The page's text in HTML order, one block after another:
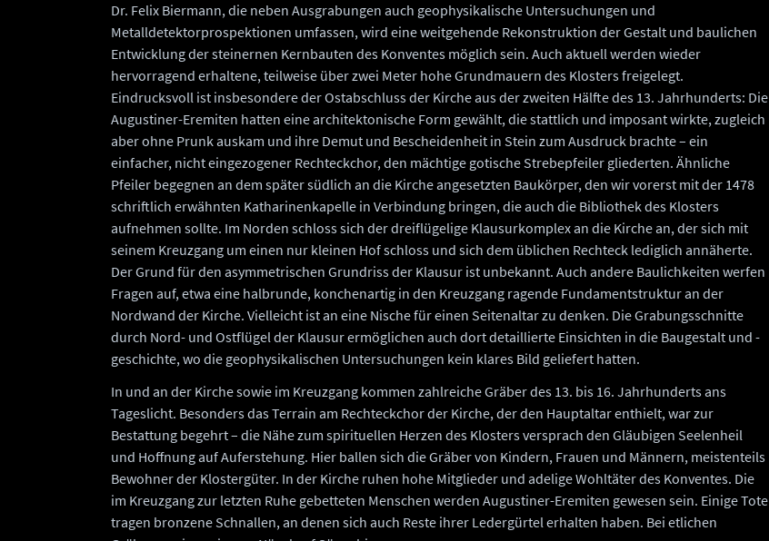
Dr. Felix Biermann, die neben Ausgrabungen auch geophysikalische Untersuchungen und
Metalldetektorprospektionen umfassen, wird eine weitgehende Rekonstruktion der Gestalt und baulichen
Entwicklung der steinernen Kernbauten des Konventes möglich sein. Auch aktuell werden wieder
hervorragend erhaltene, teilweise über zwei Meter hohe Grundmauern des Klosters freigelegt.
Eindrucksvoll ist insbesondere der Ostabschluss der Kirche aus der zweiten Hälfte des 13. Jahrhunderts: Die
Augustiner-Eremiten hatten eine architektonische Form gewählt, die stattlich und imposant wirkte, zugleich
aber ohne Prunk auskam und ihre Demut und Bescheidenheit in Stein zum Ausdruck brachte – ein
einfacher, nicht eingezogener Rechteckchor, den mächtige gotische Strebepfeiler gliederten. Ähnliche
Pfeiler begegnen an dem später südlich an die Kirche angesetzten Baukörper, den wir vorerst mit der 1478
schriftlich erwähnten Katharinenkapelle in Verbindung bringen, die auch die Bibliothek des Klosters
aufnehmen sollte. Im Norden schloss sich der dreiflügelige Klausurkomplex an die Kirche an, der sich mit
seinem Kreuzgang um einen nur kleinen Hof schloss und sich dem üblichen Rechteck lediglich annäherte.
Der Grund für den asymmetrischen Grundriss der Klausur ist unbekannt. Auch andere Baulichkeiten werfen
Fragen auf, etwa eine halbrunde, konchenartig in den Kreuzgang ragende Fundamentstruktur an der
Nordwand der Kirche. Vielleicht ist an eine Nische für einen Seitenaltar zu denken. Die Grabungsschnitte
durch Nord- und Ostflügel der Klausur ermöglichen auch dort detaillierte Einsichten in die Baugestalt und -
geschichte, wo die geophysikalischen Untersuchungen kein klares Bild geliefert hatten.
In und an der Kirche sowie im Kreuzgang kommen zahlreiche Gräber des 13. bis 16. Jahrhunderts ans
Tageslicht. Besonders das Terrain am Rechteckchor der Kirche, der den Hauptaltar enthielt, war zur
Bestattung begehrt – die Nähe zum spirituellen Herzen des Klosters versprach den Gläubigen Seelenheil
und Hoffnung auf Auferstehung. Hier ballen sich die Gräber von Kindern, Frauen und Männern, meistenteils
Bewohner der Klostergüter. In der Kirche ruhen hohe Mitglieder und adelige Wohltäter des Konventes. Die
im Kreuzgang zur letzten Ruhe gebetteten Menschen werden Augustiner-Eremiten gewesen sein. Einige Tote
tragen bronzene Schnallen, an denen sich auch Reste ihrer Ledergürtel erhalten haben. Bei etlichen